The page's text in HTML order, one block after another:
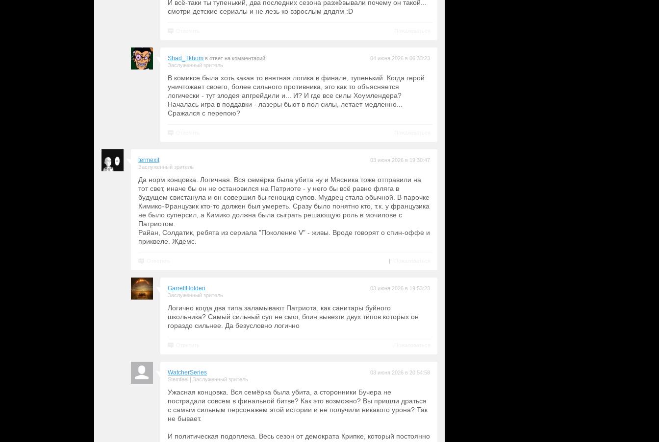
И всё-таки ты тупенький, два последних сезона разжёвывали почему он такой...
смотри детские сериалы и не лезь ко взрослым дядям :D
Shad_Tkhom в ответ на комментарий
Заслуженный зритель
04 июня 2026 в 06:33:23
В комиксе была хоть какая то внятная логика в финале, тупенький. Когда герой
уничтожает своего, более сильного противника, это как то объясняется
логически - тут злодея апгрейдили и... И? И где все силы Хоумлендера?
Началась игра в поддавки - лазеры бьют в пол силы, летает медленно...
Сражался с перепою?
termexit
Заслуженный зритель
03 июня 2026 в 19:30:47
Да норм концовка. Логичная. Вся семёрка была убита ну и Мясника тоже отправили на
тот свет, иначе бы он не остановился на Патриоте - у него бы всё равно фляга в
будущем свистанула и он совершил бы геноцид супов. Мудрец стала обычной. В парочке
Кимико-Французик кто-то должен был умереть. Сразу было понятно кто, т.к. у французика
не было суперсил, а Кимико должна была сыграть решающую роль в мочилове с
Патриотом.
Райан, Солдатик, ребята из сериала "Поколение V" - живы. Вроде говорят о спин-оффе и
приквеле. Ждемс.
|
GarrettHolden
Заслуженный зритель
03 июня 2026 в 19:53:23
Логично когда два типа заламывают Патриота, как санитары буйного
школьника? Самый сильный суп не смог, блин вывезти двух типов которых он
гораздо сильнее. Да безусловно логично
WatcherSeries
Stemfeel Заслуженный зритель
03 июня 2026 в 20:54:58
Ужасная концовка. Вся семёрка была убита, а сторонники Бучера не
пострадали совсем в финальной битве? Как это возможно? Вы пришли драться
с самым сильным персонажем этой истории и не получили никакого урона? Так
не бывает.
И политическая подоплека. Весь сезон от демократа Крипке, который постоянно